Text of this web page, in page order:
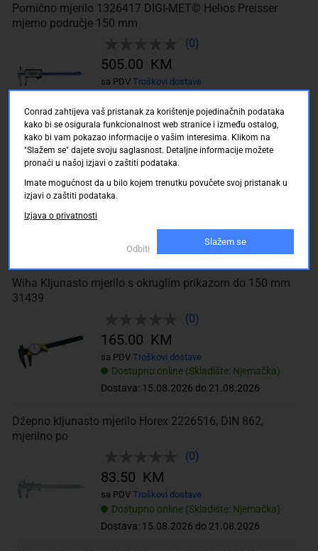
Pomično mjerilo 1326417 DIGI-MET© Helios Preisser
mjerno područje 150 mm
(0)
Dostava: 15.08.2026 do 21.08.2026
505.00 KM
sa PDV Troškovi dostave
Wiha Digitalno kljunasto mjerilo digiMax od staklenih
vlakan 29422
(0)
Dostava: 15.08.2026 do 21.08.2026
285.00 KM
Wiha Kljunasto mjerilo s okruglim prikazom do 150 mm
31439
(0)
Dostupno online (Skladište: Njemačka)
Dostava: 15.08.2026 do 21.08.2026
165.00 KM
sa PDV Troškovi dostave
Džepno kljunasto mjerilo Horex 2226516, DIN 862,
mjerilno po
(0)
Dostupno online (Skladište: Njemačka)
Dostava: 15.08.2026 do 21.08.2026
83.50 KM
sa PDV Troškovi dostave
Conrad zahtijeva vaš pristanak za korištenje pojedinačnih podataka
kako bi se osigurala funkcionalnost web stranice i između ostalog,
kako bi vam pokazao informacije o vašim interesima. Klikom na
"Slažem se" dajete svoju saglasnost. Detaljne informacije možete
pronaći u našoj izjavi o zaštiti podataka.
Imate mogućnost da u bilo kojem trenutku povučete svoj pristanak u
izjavi o zaštiti podataka.
Izjava o privatnosti
Odbiti
Slažem se